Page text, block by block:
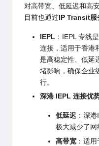
对高带宽、低延迟和高
目前也通过 IP Transit服
IEPL ：IEPL 专线
连接，适用于香港
是高稳定性、低延
堵影响，确保企业
行。
深港 IEPL 连接优
低延迟 ：深
极大减少了网
高带宽 ：适